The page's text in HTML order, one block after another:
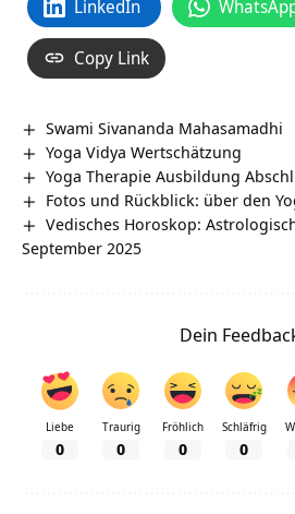
LinkedIn
Copy Link
Swami Sivananda Mahasamadhi
Yoga Vidya Wertschätzung
Yoga Therapie Ausbildung
Fotos und Rückblick: über den
Vedisches Horoskop:
September 2025
Dein
Liebe
0
Traurig
0
Fröhlich
0
Schläfrig
0